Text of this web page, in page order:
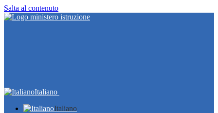
Salta al contenuto
Italiano
Italiano